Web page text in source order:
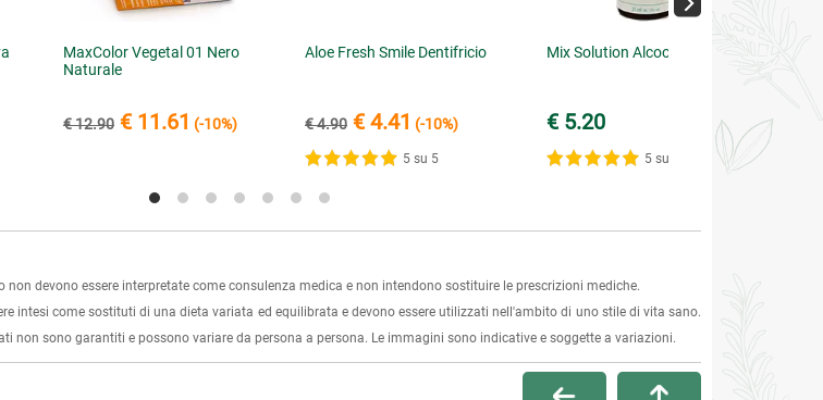
MaxColor Vegetal 01 Nero
Naturale
€ 12.90 € 11.61 (-10%)
Aloe Fresh Smile Dentifricio
€ 4.90 € 4.41 (-10%)
5 su 5
Mix Solution Alcool Free
€ 5.20
5 su 5
non devono essere interpretate come consulenza medica e non intendono sostituire le prescrizioni mediche.
intesi come sostituti di una dieta variata ed equilibrata e devono essere utilizzati nell'ambito di uno stile di vita sano.
non sono garantiti e possono variare da persona a persona. Le immagini sono indicative e soggette a variazioni.